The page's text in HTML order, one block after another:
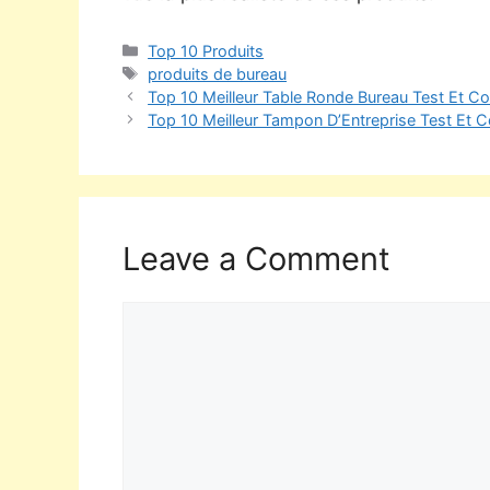
Top 10 Produits
produits de bureau
Top 10 Meilleur Table Ronde Bureau Test Et
Top 10 Meilleur Tampon D’Entreprise Test Et
Leave a Comment